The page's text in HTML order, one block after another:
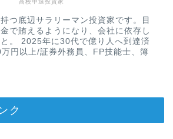
高校中退投資家
つ底辺サラリーマン投資家です。目
で賄えるようになり、会社に依存し
。 2025年に30代で億り人へ到達済
円以上/証券外務員、FP技能士、簿
ク